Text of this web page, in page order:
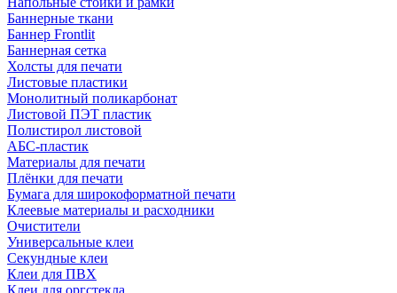
Баннерные ткани
Баннер Frontlit
Баннерная сетка
Холсты для печати
Листовые пластики
Монолитный поликарбонат
Листовой ПЭТ пластик
Полистирол листовой
АБС-пластик
Материалы для печати
Плёнки для печати
Бумага для широкоформатной печати
Клеевые материалы и расходники
Очистители
Универсальные клеи
Секундные клеи
Клеи для ПВХ
Клеи для оргстекла